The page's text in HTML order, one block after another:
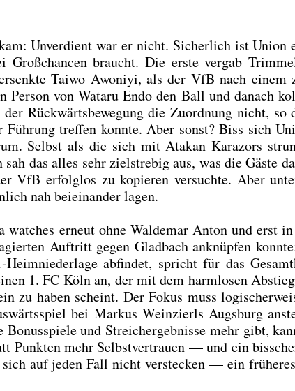
Unver­dient war er nicht. Sicher­lich ist Uni­on
braucht. Die ers­te ver­gab
Tai­wo Awo­niyi, als der VfB nach einem
von Wata­ru Endo den Ball und danach
Rück­wärts­be­we­gung die Zuord­nung nicht, so
tref­fen konn­te. Aber sonst? Biss sich
Selbst als die sich mit Ata­kan Kara­zors
das alles sehr ziel­stre­big aus, was die Gäs­te
VfB erfolg­los zu kopie­ren ver­such­te. Aber
nah bei­ein­an­der lagen.
wat­ches erneut ohne Wal­de­mar Anton und erst
Auf­tritt gegen Glad­bach anknüp­fen
abfin­det, spricht für das
1. FC Köln an, der mit dem harm­lo­sen
zu haben scheint. Der Fokus muss
bei Mar­kus Wein­zier­ls Augs­burg
und Streich­ergeb­nis­se mehr gibt,
Punk­ten mehr Selbst­ver­trau­en — und ein
auf jeden Fall nicht ver­ste­cken — ein